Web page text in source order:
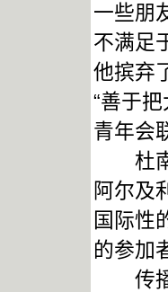
一些朋
不满足
他摈弃
“善于
青年会
杜南
阿尔及
国际性
的参加
传播